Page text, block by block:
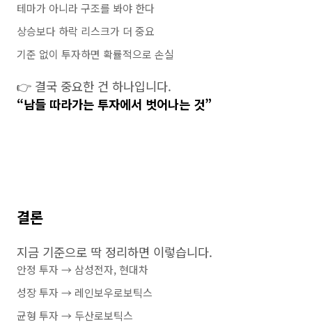
테마가 아니라 구조를 봐야 한다
상승보다 하락 리스크가 더 중요
기준 없이 투자하면 확률적으로 손실
👉 결국 중요한 건 하나입니다.
“남들 따라가는 투자에서 벗어나는 것”
결론
지금 기준으로 딱 정리하면 이렇습니다.
안정 투자 → 삼성전자, 현대차
성장 투자 → 레인보우로보틱스
균형 투자 → 두산로보틱스